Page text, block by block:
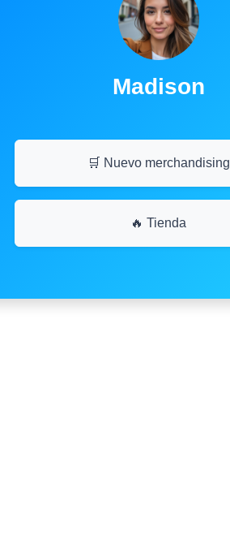
Madison
🛒 Nuevo merchandising
🔥 Tienda